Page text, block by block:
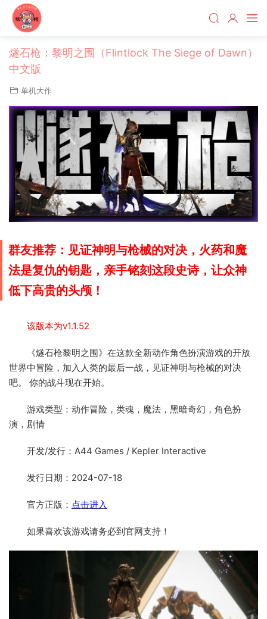
燧石枪：黎明之围（Flintlock The Siege of Dawn）
中文版
单机大作
群友推荐： 见证神明与枪械的对决，火药和魔
法是复仇的钥匙，亲手铭刻这段史诗，让众神
低下高贵的头颅！
该版本为v1.1.52
《燧石枪黎明之围》在这款全新动作角色扮演游戏的开放
世界中冒险，加入人类的最后一战，见证神明与枪械的对决
吧。 你的战斗现在开始。
游戏类型：动作冒险，类魂，魔法，黑暗奇幻，角色扮
演，剧情
开发/发行：A44 Games / Kepler Interactive
发行日期：2024-07-18
官方正版： 点击进入
如果喜欢该游戏请务必到官网支持！